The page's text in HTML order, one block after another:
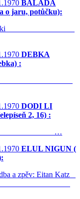
BALADA
o jaru, potůčku):
Wilenski
DEBKA
:
Carmel
DODI LI
2, 16) :
- …
ELUL NIGUN (
a zpěv: Eitan Katz